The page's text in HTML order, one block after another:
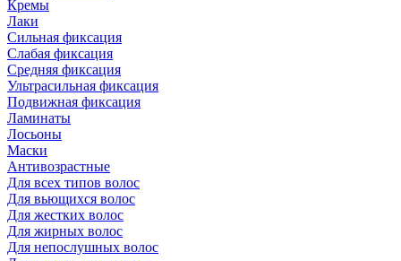
Кремы
Лаки
Сильная фиксация
Слабая фиксация
Средняя фиксация
Ультрасильная фиксация
Подвижная фиксация
Ламинаты
Лосьоны
Маски
Антивозрастные
Для всех типов волос
Для вьющихся волос
Для жестких волос
Для жирных волос
Для непослушных волос